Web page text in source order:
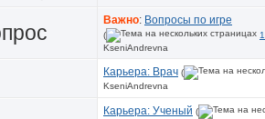
Важно: Вопросы по игре
(
1
KseniAndrevna
Карьера: Врач (
KseniAndrevna
Карьера: Ученый (